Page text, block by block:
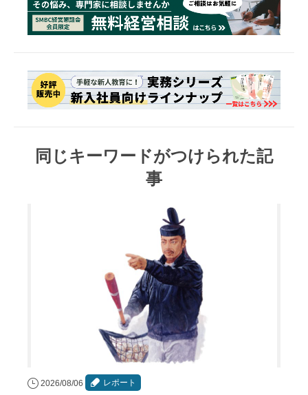
同じキーワードがつけられた記
事
2026/08/06 レポート